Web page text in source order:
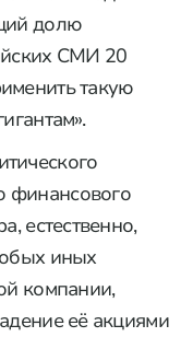
долю
СМИ 20
такую
финансового
естественно,
иных
компании,
её акциями